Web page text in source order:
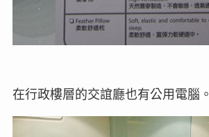
在行政樓層的交誼廳也有公用電腦。